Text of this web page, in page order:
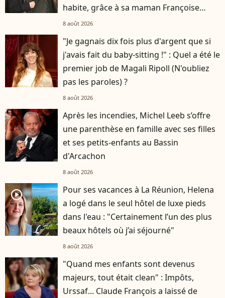
habite, grâce à sa maman Françoise
Hardy
8 août 2026
"Je gagnais dix fois plus d'argent que si
j'avais fait du baby-sitting !" : Quel a été le
premier job de Magali Ripoll (N'oubliez
pas les paroles) ?
8 août 2026
Après les incendies, Michel Leeb s’offre
une parenthèse en famille avec ses filles
et ses petits-enfants au Bassin
d'Arcachon
8 août 2026
player2
Pour ses vacances à La Réunion, Helena
a logé dans le seul hôtel de luxe pieds
dans l'eau : "Certainement l’un des plus
beaux hôtels où j’ai séjourné"
8 août 2026
"Quand mes enfants sont devenus
majeurs, tout était clean" : Impôts,
Urssaf... Claude François a laissé de